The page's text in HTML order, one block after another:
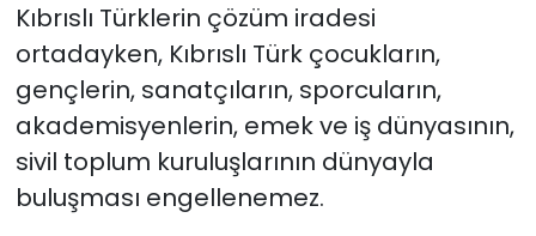
Kıbrıslı Türklerin çözüm iradesi
ortadayken, Kıbrıslı Türk çocukların,
gençlerin, sanatçıların, sporcuların,
akademisyenlerin, emek ve iş dünyasının,
sivil toplum kuruluşlarının dünyayla
buluşması engellenemez.